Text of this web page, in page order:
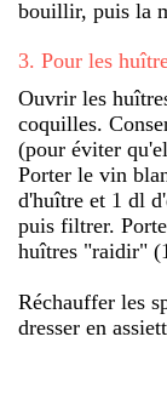
bouillir, puis la
3. Pour les
Ouvrir les
coquilles.
(pour éviter
Porter le vin
d'huître et 1 dl
puis filtrer.
huîtres "raidir"
Réchauffer les
dresser en